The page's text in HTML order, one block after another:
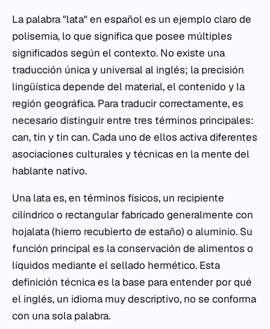
La palabra "lata" en español es un ejemplo claro de
polisemia, lo que significa que posee múltiples
significados según el contexto. No existe una
traducción única y universal al inglés; la precisión
lingüística depende del material, el contenido y la
región geográfica. Para traducir correctamente, es
necesario distinguir entre tres términos principales:
can, tin y tin can. Cada uno de ellos activa diferentes
asociaciones culturales y técnicas en la mente del
hablante nativo.
Una lata es, en términos físicos, un recipiente
cilíndrico o rectangular fabricado generalmente con
hojalata (hierro recubierto de estaño) o aluminio. Su
función principal es la conservación de alimentos o
líquidos mediante el sellado hermético. Esta
definición técnica es la base para entender por qué
el inglés, un idioma muy descriptivo, no se conforma
con una sola palabra.